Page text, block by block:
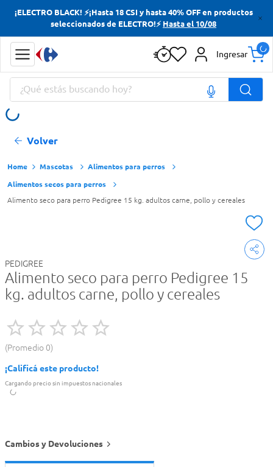
¡ELECTRO BLACK! ⚡¡Hasta 18 CSI y hasta 40% OFF en productos
seleccionados de ELECTRO!⚡ Hasta el 10/08
Ingresar
¿Qué estás buscando hoy?
Volver
Mascotas
Alimentos para perros
Alimentos secos para perros
Alimento seco para perro Pedigree 15 kg. adultos carne, pollo y cereales
PEDIGREE
Alimento seco para perro Pedigree 15
kg. adultos carne, pollo y cereales
Promedio 0
¡Calificá este producto!
Cargando precio sin impuestos nacionales
Cambios y Devoluciones
Términos más buscados
Yerba
Cerveza
Doves
Términos más buscados
Yerba
Cerveza
Doves